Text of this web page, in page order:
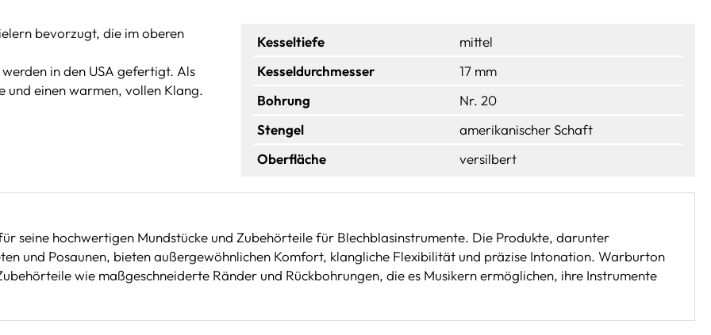
bevorzugt, die im oberen
in den USA gefertigt. Als
und einen warmen, vollen Klang.
Kesseltiefe
mittel
Kesseldurchmesser
17 mm
Bohrung
Nr. 20
Stengel
amerikanischer Schaft
Oberfläche
versilbert
seine hochwertigen Mundstücke und Zubehörteile für Blechblasinstrumente. Die Produkte, darunter
und Posaunen, bieten außergewöhnlichen Komfort, klangliche Flexibilität und präzise Intonation. Warburton
wie maßgeschneiderte Ränder und Rückbohrungen, die es Musikern ermöglichen, ihre Instrumente